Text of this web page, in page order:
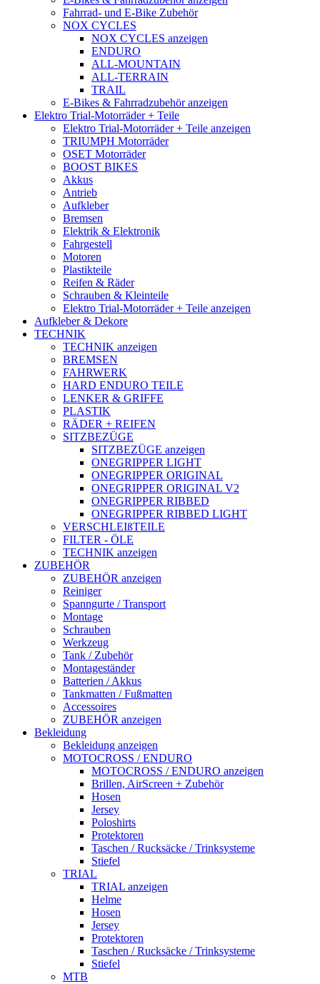
Fahrrad- und E-Bike Zubehör
NOX CYCLES
NOX CYCLES anzeigen
ENDURO
ALL-MOUNTAIN
ALL-TERRAIN
TRAIL
E-Bikes & Fahrradzubehör anzeigen
Elektro Trial-Motorräder + Teile
Elektro Trial-Motorräder + Teile anzeigen
TRIUMPH Motorräder
OSET Motorräder
BOOST BIKES
Akkus
Antrieb
Aufkleber
Bremsen
Elektrik & Elektronik
Fahrgestell
Motoren
Plastikteile
Reifen & Räder
Schrauben & Kleinteile
Elektro Trial-Motorräder + Teile anzeigen
Aufkleber & Dekore
TECHNIK
TECHNIK anzeigen
BREMSEN
FAHRWERK
HARD ENDURO TEILE
LENKER & GRIFFE
PLASTIK
RÄDER + REIFEN
SITZBEZÜGE
SITZBEZÜGE anzeigen
ONEGRIPPER LIGHT
ONEGRIPPER ORIGINAL
ONEGRIPPER ORIGINAL V2
ONEGRIPPER RIBBED
ONEGRIPPER RIBBED LIGHT
VERSCHLEIßTEILE
FILTER - ÖLE
TECHNIK anzeigen
ZUBEHÖR
ZUBEHÖR anzeigen
Reiniger
Spanngurte / Transport
Montage
Schrauben
Werkzeug
Tank / Zubehör
Montageständer
Batterien / Akkus
Tankmatten / Fußmatten
Accessoires
ZUBEHÖR anzeigen
Bekleidung
Bekleidung anzeigen
MOTOCROSS / ENDURO
MOTOCROSS / ENDURO anzeigen
Brillen, AirScreen + Zubehör
Hosen
Jersey
Poloshirts
Protektoren
Taschen / Rucksäcke / Trinksysteme
Stiefel
TRIAL
TRIAL anzeigen
Helme
Hosen
Jersey
Protektoren
Taschen / Rucksäcke / Trinksysteme
Stiefel
MTB